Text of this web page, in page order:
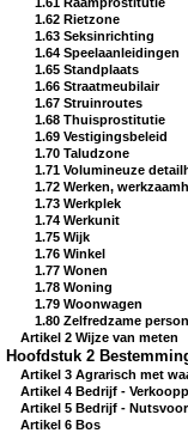
1.62 Rietzone
1.63 Seksinrichting
1.64 Speelaanleidingen
1.65 Standplaats
1.66 Straatmeubilair
1.67 Struinroutes
1.68 Thuisprostitutie
1.69 Vestigingsbeleid
1.70 Taludzone
1.71 Volumineuze
1.72 Werken,
1.73 Werkplek
1.74 Werkunit
1.75 Wijk
1.76 Winkel
1.77 Wonen
1.78 Woning
1.79 Woonwagen
1.80 Zelfredzame
Artikel 2 Wijze van meten
Hoofdstuk 2
Artikel 3 Agrarisch met
Artikel 4 Bedrijf -
Artikel 5 Bedrijf -
Artikel 6 Bos